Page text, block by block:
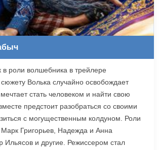
роли волшебника в трейлере
Волька случайно освобождает
стать человеком и найти свою
предстоит разобраться со своими
с могущественным колдуном. Роли
Григорьев, Надежда и Анна
Ильясов и другие. Режиссером стал